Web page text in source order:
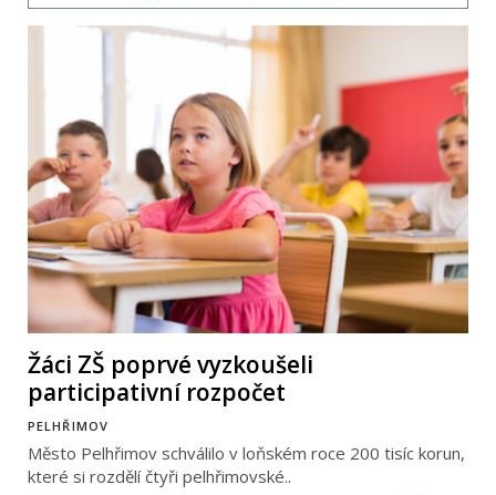
Žáci ZŠ poprvé vyzkoušeli
participativní rozpočet
PELHŘIMOV
Město Pelhřimov schválilo v loňském roce 200 tisíc korun,
které si rozdělí čtyři pelhřimovské..